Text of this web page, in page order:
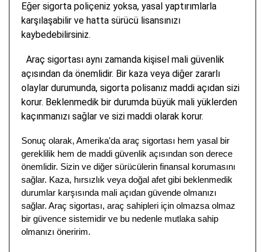
Eğer sigorta poliçeniz yoksa, yasal yaptırımlarla
karşılaşabilir ve hatta sürücü lisansınızı
kaybedebilirsiniz.
Araç sigortası aynı zamanda kişisel mali güvenlik
açısından da önemlidir. Bir kaza veya diğer zararlı
olaylar durumunda, sigorta polisanız maddi açıdan sizi
korur. Beklenmedik bir durumda büyük mali yüklerden
kaçınmanızı sağlar ve sizi maddi olarak korur.
Sonuç olarak, Amerika'da araç sigortası hem yasal bir
gereklilik hem de maddi güvenlik açısından son derece
önemlidir. Sizin ve diğer sürücülerin finansal korumasını
sağlar. Kaza, hırsızlık veya doğal afet gibi beklenmedik
durumlar karşısında mali açıdan güvende olmanızı
sağlar. Araç sigortası, araç sahipleri için olmazsa olmaz
bir güvence sistemidir ve bu nedenle mutlaka sahip
olmanızı öneririm.